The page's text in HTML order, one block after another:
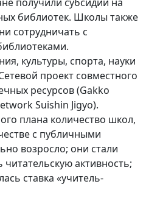
библиотек. Школы также
сотрудничать с
культуры, спорта, науки
проект совместного
ресурсов (Gakko
Suishin Jigyo).
плана количество школ,
с публичными
возросло; они стали
активность;
ставка «учитель-